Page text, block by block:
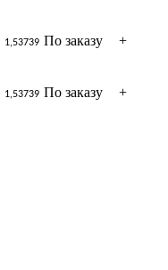
1,53739 По заказу +
1,53739 По заказу +